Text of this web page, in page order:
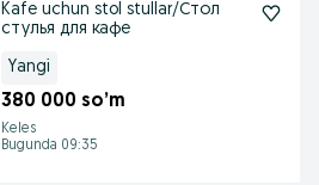
Kafe uchun stol stullar/Стол
стулья для кафе
Yangi
380 000 so’m
Keles
Bugunda 09:35